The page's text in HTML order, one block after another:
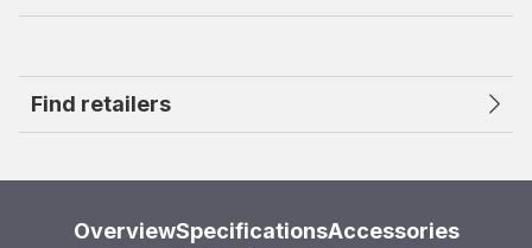
Find retailers
OverviewSpecificationsAccessories